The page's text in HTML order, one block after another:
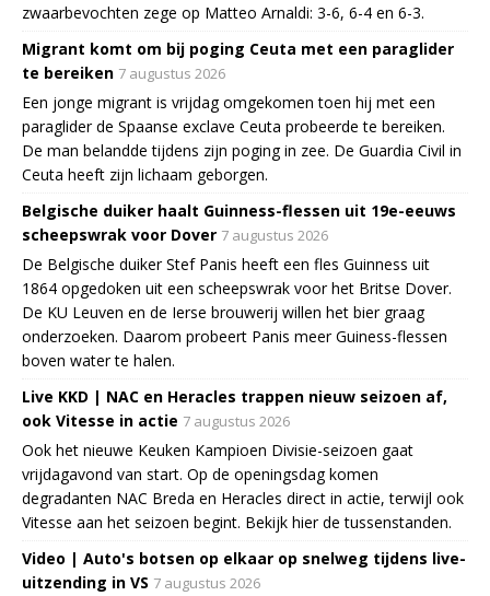
zwaarbevochten zege op Matteo Arnaldi: 3-6, 6-4 en 6-3.
Migrant komt om bij poging Ceuta met een paraglider
te bereiken 7 augustus 2026
Een jonge migrant is vrijdag omgekomen toen hij met een
paraglider de Spaanse exclave Ceuta probeerde te bereiken.
De man belandde tijdens zijn poging in zee. De Guardia Civil in
Ceuta heeft zijn lichaam geborgen.
Belgische duiker haalt Guinness-flessen uit 19e-eeuws
scheepswrak voor Dover 7 augustus 2026
De Belgische duiker Stef Panis heeft een fles Guinness uit
1864 opgedoken uit een scheepswrak voor het Britse Dover.
De KU Leuven en de Ierse brouwerij willen het bier graag
onderzoeken. Daarom probeert Panis meer Guiness-flessen
boven water te halen.
Live KKD | NAC en Heracles trappen nieuw seizoen af,
ook Vitesse in actie 7 augustus 2026
Ook het nieuwe Keuken Kampioen Divisie-seizoen gaat
vrijdagavond van start. Op de openingsdag komen
degradanten NAC Breda en Heracles direct in actie, terwijl ook
Vitesse aan het seizoen begint. Bekijk hier de tussenstanden.
Video | Auto's botsen op elkaar op snelweg tijdens live-
uitzending in VS 7 augustus 2026